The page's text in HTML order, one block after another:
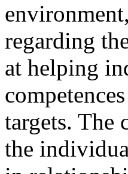
regarding
at helping
targets. The
the